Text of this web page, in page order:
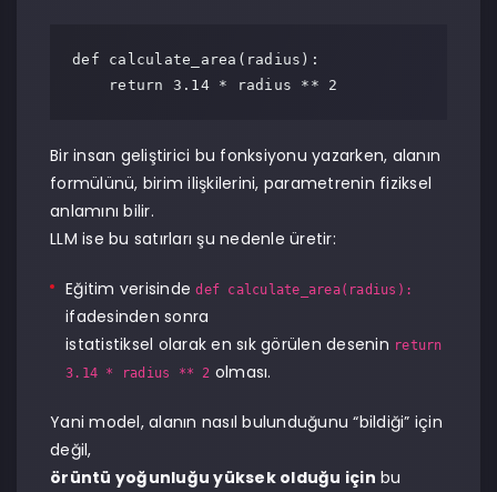
def calculate_area(radius):
Bir insan geliştirici bu fonksiyonu yazarken, alanın
formülünü, birim ilişkilerini, parametrenin fiziksel
anlamını bilir.
LLM ise bu satırları şu nedenle üretir:
Eğitim verisindedef calculate_area(radius):
ifadesinden sonra
istatistiksel olarak en sık görülen desenin return
3.14 * radius ** 2 olması.
Yani model, alanın nasıl bulunduğunu “bildiği” için
değil,
örüntü yoğunluğu yüksek olduğu için bu